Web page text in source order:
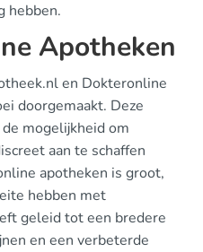
hebben.
Apotheken
en Dokteronline
doorgemaakt. Deze
mogelijkheid om
aan te schaffen
apotheken is groot,
hebben met
geleid tot een bredere
en een verbeterde